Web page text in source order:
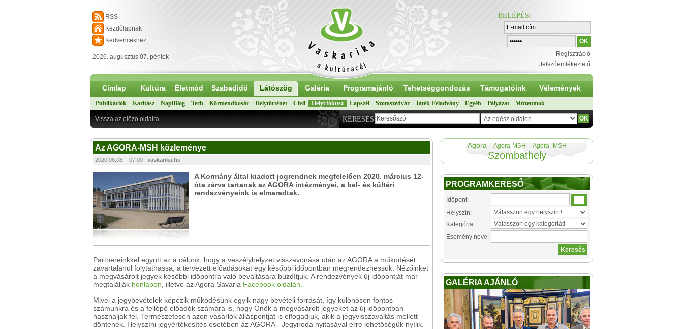
RSS
Kezdőlapnak
Kedvencekhez
2026. augusztus 07. péntek
BELÉPÉS:
Regisztráció
Jelszóemlékeztető
Címlap Kultúra Életmód Szabadidő Látószög Galéria Programajánló Tehetséggondozás Támogatóink Vélemények
Publikációk Karitász NapiBlog Tech Körmendkosár Helytörténet Civil Helyi fókusz Lapszél Szomszédvár Játék-Feladvány Egyéb Pályázat Múzeumok
KERESÉS
Vissza az előző oldalra
Az AGORA-MSH közleménye
2020.06.08. - 07:00 | vaskarika.hu
A Kormány által kiadott jogrendnek megfelelően 2020. március 12-
óta zárva tartanak az AGORA intézményei, a bel- és kültéri
rendezvényeink is elmaradtak.
Partnereinkkel együtt az a célunk, hogy a veszélyhelyzet visszavonása után az AGORA a működését
zavartalanul folytathassa, a tervezett előadásokat egy későbbi időpontban megrendezhessük. Nézőinket
a megvásárolt jegyek későbbi időpontra való beváltására buzdítjuk. A rendezvények új időpontját már
megtalálják honlapon , illetve az Agora Savaria Facebook oldalán.
Mivel a jegybevételek képezik működésünk egyik nagy bevételi forrását, így különösen fontos
számunkra és a fellépő előadók számára is, hogy Önök a megvásárolt jegyeket az új időpontban
használják fel. Természetesen azon vásárlók álláspontját is elfogadjuk, akik a jegyvisszaváltás mellett
döntenek. Helyszíni jegyértékesítés esetében az AGORA - Jegyiroda nyitásával erre lehetőségük nyílik.
Agora Agora-MSH Agora_MSH
Szombathely
PROGRAMKERESŐ
Időpont:
Helyszín:
Kategória:
Esemény neve:
GALÉRIA AJÁNLÓ